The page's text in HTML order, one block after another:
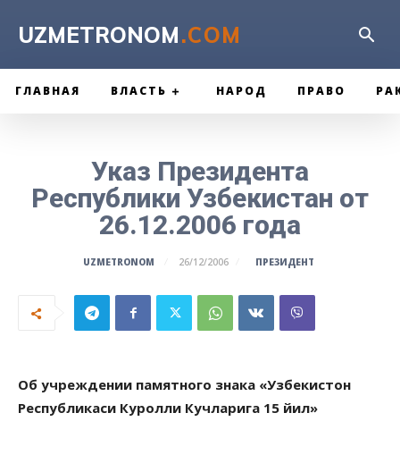
UZMETRONOM.COM
ГЛАВНАЯ ВЛАСТЬ НАРОД ПРАВО
Указ Президента
Республики Узбекистан от
26.12.2006 года
UZMETRONOM 26/12/2006 ПРЕЗИДЕНТ
Об учреждении памятного знака «Узбекистон
Республикаси Куролли Кучларига 15 йил»